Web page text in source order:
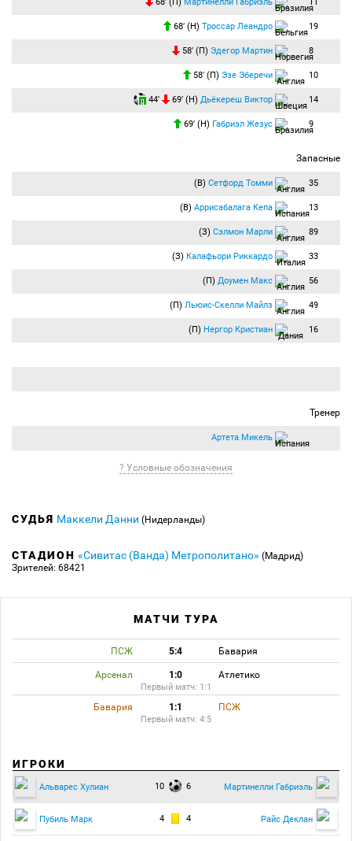
68′ (Н) Троссар Леандро 19
58′ (П) Эдегор Мартин 8
58′ (П) Эзе Эберечи 10
44′ 69′ (Н) Дьёкереш Виктор 14
69′ (Н) Габриэл Жезус 9
Запасные
(В) Сетфорд Томми 35
(В) Аррисабалага Кепа 13
(З) Сэлмон Марли 89
(З) Калафьори Риккардо 33
(П) Доумен Макс 56
(П) Льюис-Скелли Майлз 49
(П) Нергор Кристиан 16
Тренер
Артета Микель
? Условные обозначения
СУДЬЯ Маккели Данни (Нидерланды)
СТАДИОН «Сивитас (Ванда) Метрополитано» (Мадрид)
Зрителей: 68421
МАТЧИ ТУРА
ПСЖ 5:4 Бавария
Арсенал 1:0 Атлетико
Первый матч: 1:1
Бавария 1:1 ПСЖ
Первый матч: 4:5
ИГРОКИ
Альварес Хулиан 10 6 Мартинелли Габриэль
Пубиль Марк 4 4 Райс Деклан